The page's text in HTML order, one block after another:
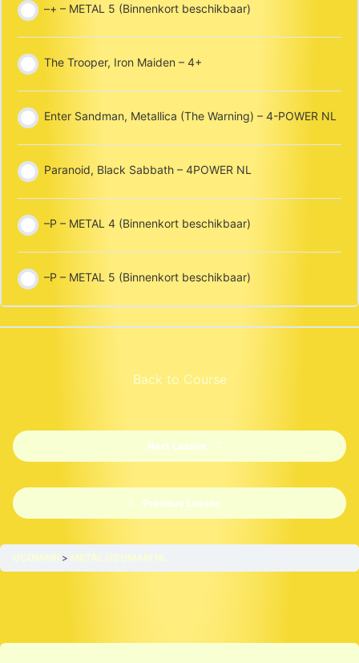
–+ – METAL 5 (Binnenkort beschikbaar)
The Trooper, Iron Maiden – 4+
Enter Sandman, Metallica (The Warning) – 4-POWER NL
Paranoid, Black Sabbath – 4POWER NL
–P – METAL 4 (Binnenkort beschikbaar)
–P – METAL 5 (Binnenkort beschikbaar)
Previous Lesson
Back to Course
Next Lesson
UCUMARI METAL UCUMARI NL